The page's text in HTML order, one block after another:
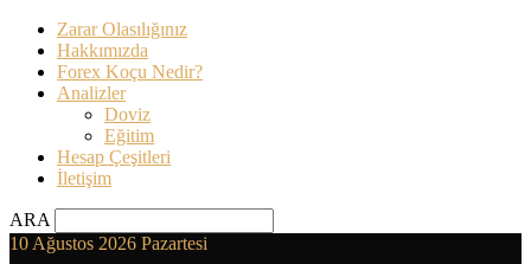
Zarar Olasılığınız
Hakkımızda
Forex Koçu Nedir?
Analizler
Doviz
Eğitim
Hesap Çeşitleri
İletişim
ARA
10 Ağustos 2026 Pazartesi